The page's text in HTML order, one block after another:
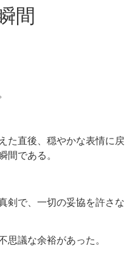
間
た直後、穏やかな表情に戻
間である。
剣で、一切の妥協を許さな
思議な余裕があった。